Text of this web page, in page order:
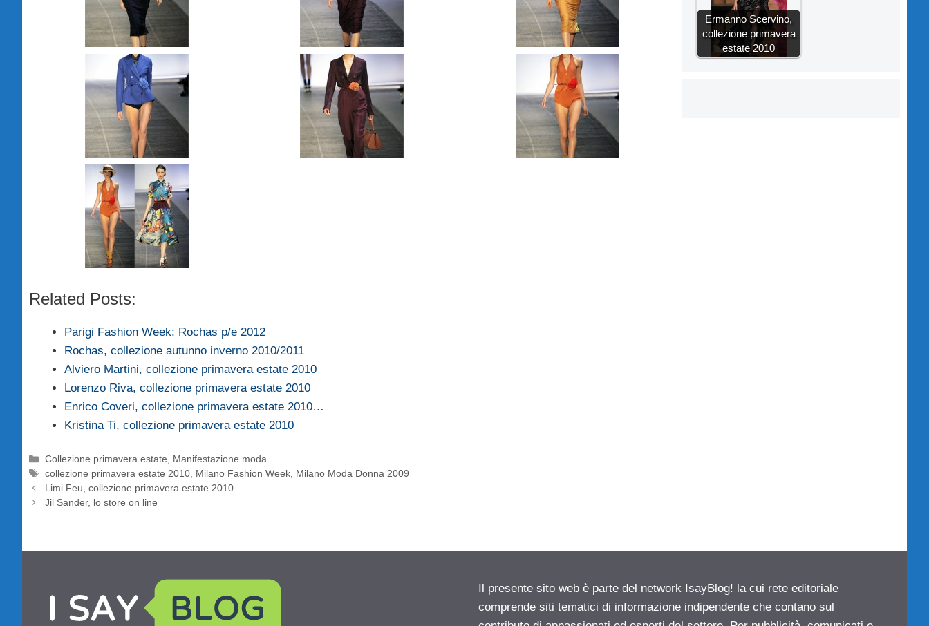
Related Posts:
Parigi Fashion Week: Rochas p/e 2012
Rochas, collezione autunno inverno 2010/2011
Alviero Martini, collezione primavera estate 2010
Lorenzo Riva, collezione primavera estate 2010
Enrico Coveri, collezione primavera estate 2010…
Kristina Ti, collezione primavera estate 2010
Categorie
Collezione primavera estate, Manifestazione moda
Tag
collezione primavera estate 2010, Milano Fashion Week, Milano Moda Donna 2009
Limi Feu, collezione primavera estate 2010
Jil Sander, lo store on line
Ermanno Scervino,
collezione primavera
estate 2010
Il presente sito web è parte del network IsayBlog! la cui rete editoriale
comprende siti tematici di informazione indipendente che contano sul